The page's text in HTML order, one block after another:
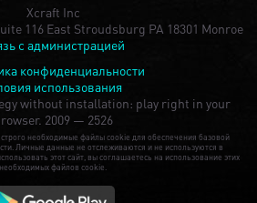
Xcraft Inc
116 East Stroudsburg PA 18301 Monroe
с администрацией
конфиденциальности
использования
without installation: play right in your
2009 — 2526
необходимые файлы cookie для обеспечения базовой
Личные данные не отслеживаются и не используются в
этот сайт, вы соглашаетесь на использование этих
необходимых файлов cookie.